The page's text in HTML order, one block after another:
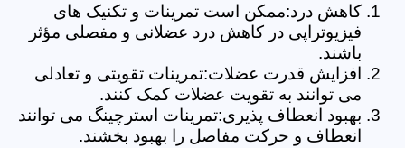
کاهش درد:ممکن است تمرینات و تکنیک های
فیزیوتراپی در کاهش درد عضلانی و مفصلی مؤثر
باشند.
افزایش قدرت عضلات:تمرینات تقویتی و تعادلی
می توانند به تقویت عضلات کمک کنند.
بهبود انعطاف پذیری:تمرینات استرچینگ می توانند
انعطاف و حرکت مفاصل را بهبود بخشند.